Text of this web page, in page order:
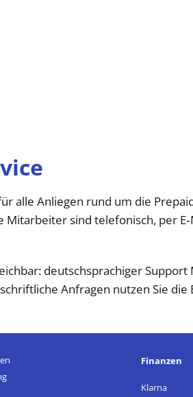
alle Anliegen rund um die
sind telefonisch, per
deutschsprachiger Support
Anfragen nutzen Sie die
Finanzen
Klarna